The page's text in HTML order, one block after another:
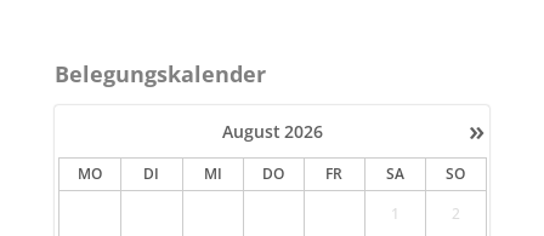
Belegungskalender
»
August 2026
MO DI MI DO FR SA
SO
1
2